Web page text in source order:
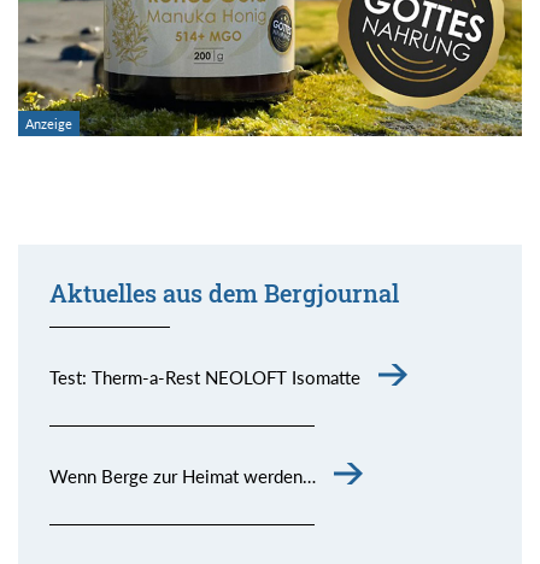
Aktuelles aus dem Bergjournal
Test: Therm-a-Rest NEOLOFT Isomatte
Wenn Berge zur Heimat werden…